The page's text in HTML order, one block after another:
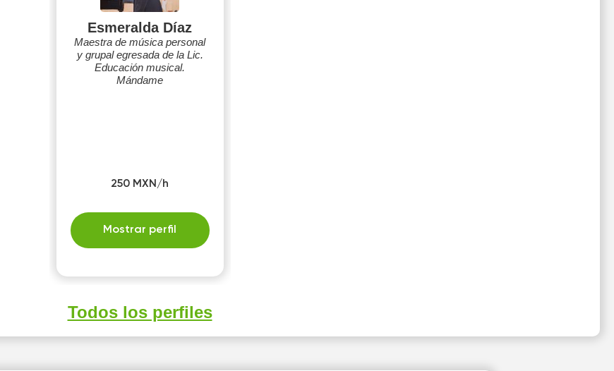
Esmeralda Díaz
Maestra de música personal
y grupal egresada de la Lic.
Educación musical.
Mándame
250 MXN/h
Mostrar perfil
Todos los perfiles